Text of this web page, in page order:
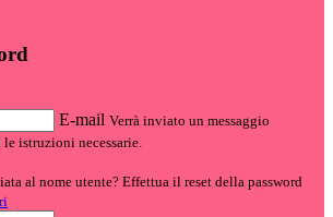
E-mail Verrà inviato un messaggio
istruzioni necessarie.
al nome utente? Effettua il reset della password